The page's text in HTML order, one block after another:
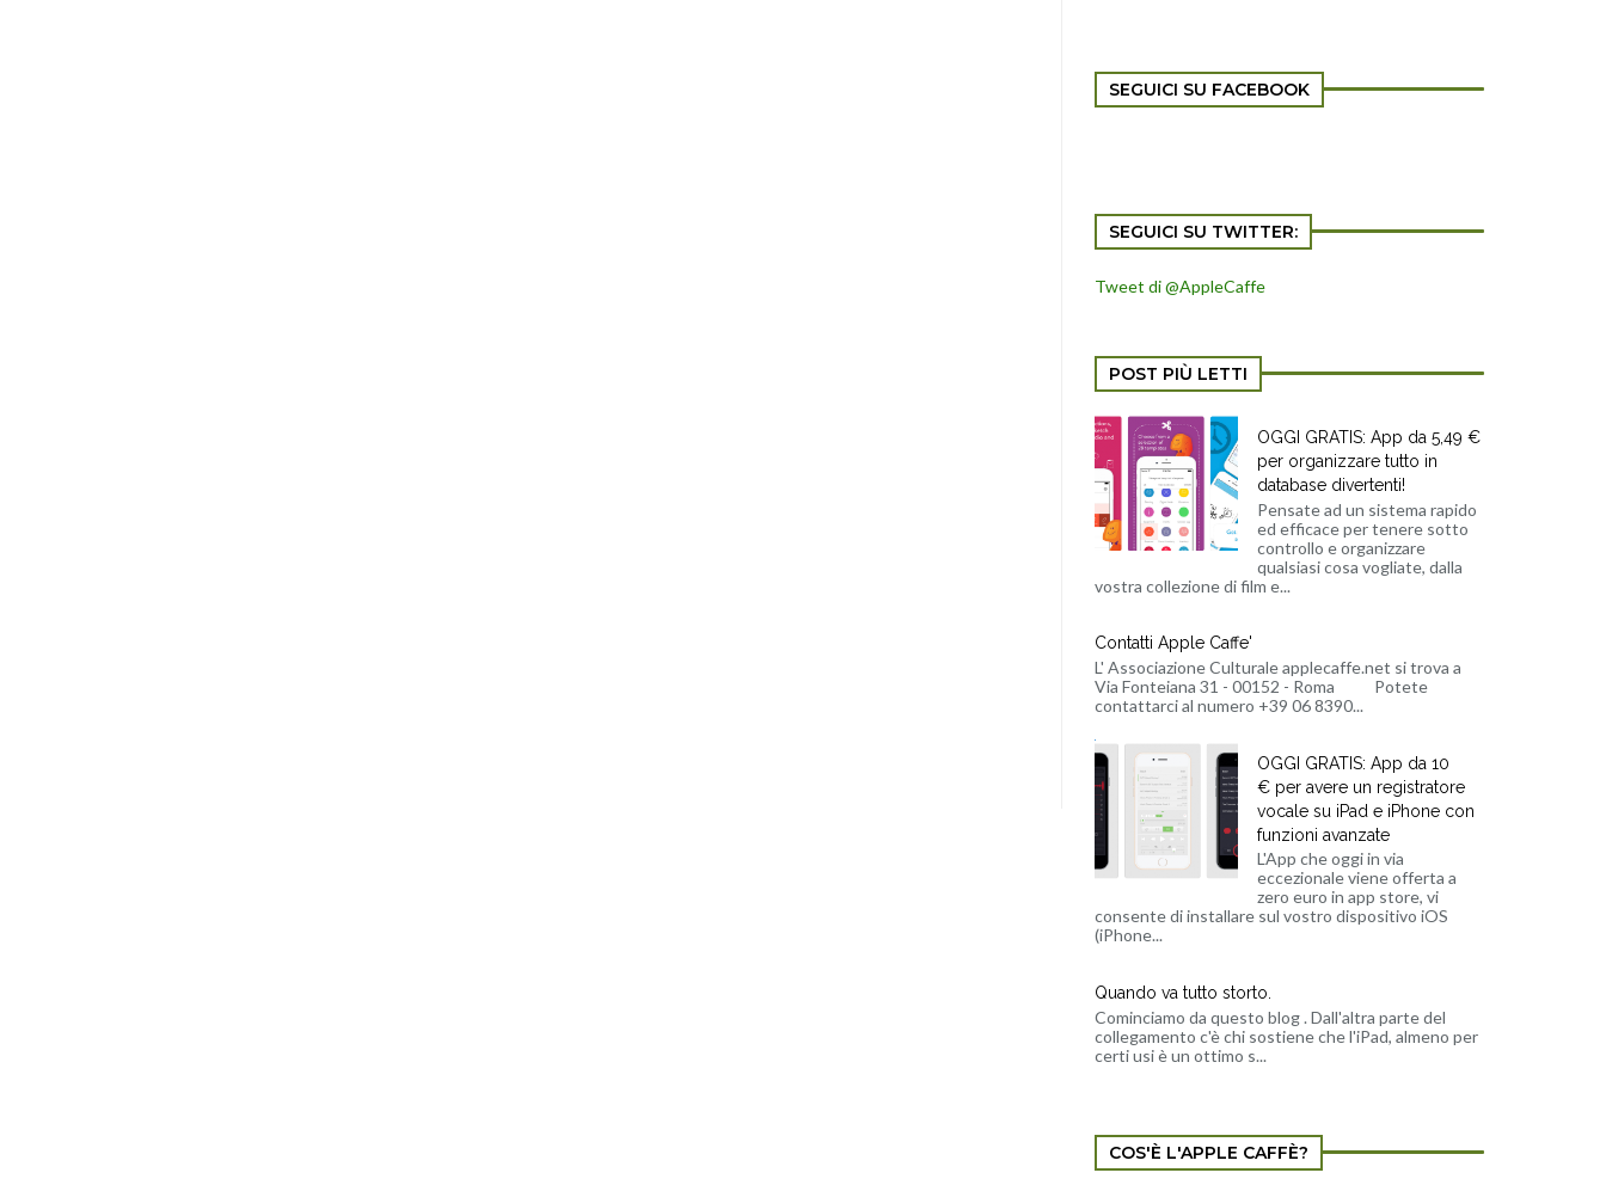
SEGUICI SU FACEBOOK
SEGUICI SU TWITTER:
Tweet di @AppleCaffe
POST PIÙ LETTI
OGGI GRATIS: App da 5,49 €
per organizzare tutto in
database divertenti!
Pensate ad un sistema rapido
ed efficace per tenere sotto
controllo e organizzare
qualsiasi cosa vogliate, dalla
vostra collezione di film e...
Contatti Apple Caffe'
L' Associazione Culturale applecaffe.net si trova a
Via Fonteiana 31 - 00152 - Roma Potete
contattarci al numero +39 06 8390...
OGGI GRATIS: App da 10
€ per avere un registratore
vocale su iPad e iPhone con
funzioni avanzate
L'App che oggi in via
eccezionale viene offerta a
zero euro in app store, vi
consente di installare sul vostro dispositivo iOS
(iPhone...
Quando va tutto storto.
Cominciamo da questo blog . Dall'altra parte del
collegamento c'è chi sostiene che l'iPad, almeno per
certi usi è un ottimo s...
COS'È L'APPLE CAFFÈ?